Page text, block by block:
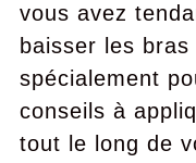
vous avez
baisser les
spécialement
conseils à
tout le long de